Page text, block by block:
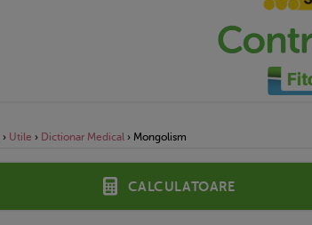
› Utile › Dictionar Medical › Mongolism
Calculatoare